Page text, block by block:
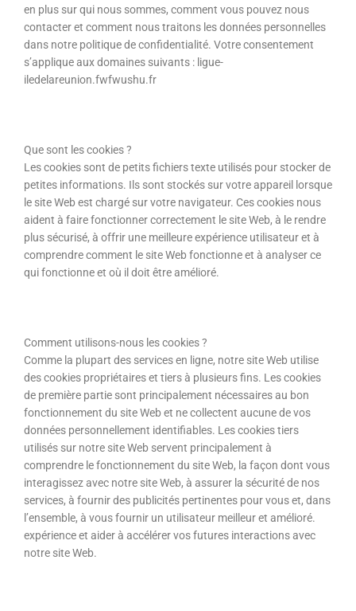
en plus sur qui nous sommes, comment vous pouvez nous
contacter et comment nous traitons les données personnelles
dans notre politique de confidentialité. Votre consentement
s’applique aux domaines suivants : ligue-
iledelareunion.fwfwushu.fr
Que sont les cookies ?
Les cookies sont de petits fichiers texte utilisés pour stocker de
petites informations. Ils sont stockés sur votre appareil lorsque
le site Web est chargé sur votre navigateur. Ces cookies nous
aident à faire fonctionner correctement le site Web, à le rendre
plus sécurisé, à offrir une meilleure expérience utilisateur et à
comprendre comment le site Web fonctionne et à analyser ce
qui fonctionne et où il doit être amélioré.
Comment utilisons-nous les cookies ?
Comme la plupart des services en ligne, notre site Web utilise
des cookies propriétaires et tiers à plusieurs fins. Les cookies
de première partie sont principalement nécessaires au bon
fonctionnement du site Web et ne collectent aucune de vos
données personnellement identifiables. Les cookies tiers
utilisés sur notre site Web servent principalement à
comprendre le fonctionnement du site Web, la façon dont vous
interagissez avec notre site Web, à assurer la sécurité de nos
services, à fournir des publicités pertinentes pour vous et, dans
l’ensemble, à vous fournir un utilisateur meilleur et amélioré.
expérience et aider à accélérer vos futures interactions avec
notre site Web.